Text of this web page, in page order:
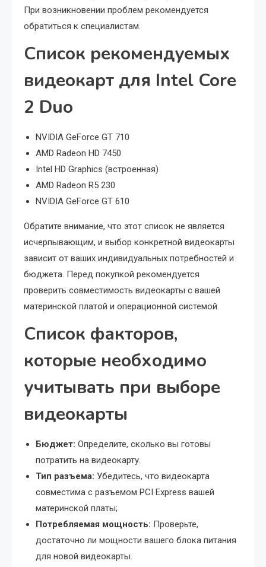
При возникновении проблем рекомендуется
обратиться к специалистам.
Список рекомендуемых
видеокарт для Intel Core
2 Duo
NVIDIA GeForce GT 710
AMD Radeon HD 7450
Intel HD Graphics (встроенная)
AMD Radeon R5 230
NVIDIA GeForce GT 610
Обратите внимание, что этот список не является
исчерпывающим, и выбор конкретной видеокарты
зависит от ваших индивидуальных потребностей и
бюджета. Перед покупкой рекомендуется
проверить совместимость видеокарты с вашей
материнской платой и операционной системой.
Список факторов,
которые необходимо
учитывать при выборе
видеокарты
Бюджет: Определите, сколько вы готовы
потратить на видеокарту.
Тип разъема: Убедитесь, что видеокарта
совместима с разъемом PCI Express вашей
материнской платы;
Потребляемая мощность: Проверьте,
достаточно ли мощности вашего блока питания
для новой видеокарты.